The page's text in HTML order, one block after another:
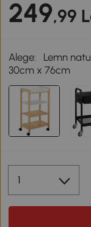
249,99
Alege:
Lemn
30cm x 76cm